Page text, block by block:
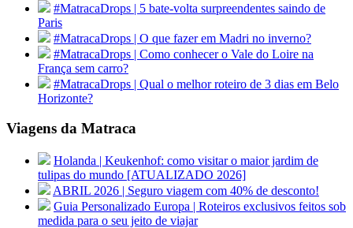
#MatracaDrops | 5 bate-volta surpreendentes saindo de
Paris
#MatracaDrops | O que fazer em Madri no inverno?
#MatracaDrops | Como conhecer o Vale do Loire na
França sem carro?
#MatracaDrops | Qual o melhor roteiro de 3 dias em Belo
Horizonte?
Viagens da Matraca
Holanda | Keukenhof: como visitar o maior jardim de
tulipas do mundo [ATUALIZADO 2026]
ABRIL 2026 | Seguro viagem com 40% de desconto!
Guia Personalizado Europa | Roteiros exclusivos feitos sob
medida para o seu jeito de viajar